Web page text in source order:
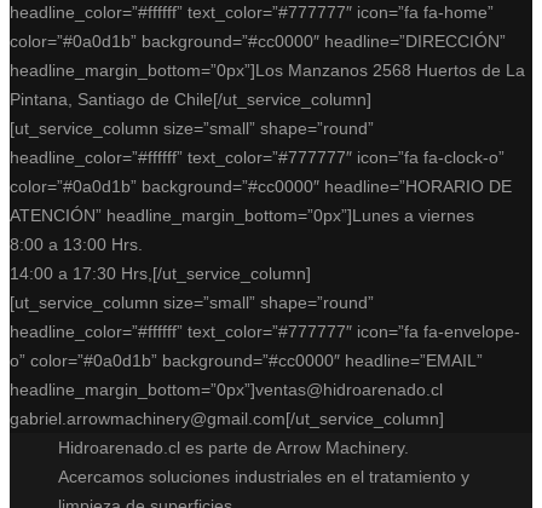
headline_color=”#ffffff” text_color=”#777777″ icon=”fa fa-home”
color=”#0a0d1b” background=”#cc0000″ headline=”DIRECCIÓN”
headline_margin_bottom=”0px”]Los Manzanos 2568 Huertos de La
Pintana, Santiago de Chile[/ut_service_column]
[ut_service_column size=”small” shape=”round”
headline_color=”#ffffff” text_color=”#777777″ icon=”fa fa-clock-o”
color=”#0a0d1b” background=”#cc0000″ headline=”HORARIO DE
ATENCIÓN” headline_margin_bottom=”0px”]Lunes a viernes
8:00 a 13:00 Hrs.
14:00 a 17:30 Hrs,[/ut_service_column]
[ut_service_column size=”small” shape=”round”
headline_color=”#ffffff” text_color=”#777777″ icon=”fa fa-envelope-
o” color=”#0a0d1b” background=”#cc0000″ headline=”EMAIL”
headline_margin_bottom=”0px”]ventas@hidroarenado.cl
gabriel.arrowmachinery@gmail.com[/ut_service_column]
Hidroarenado.cl es parte de Arrow Machinery.
Acercamos soluciones industriales en el tratamiento y